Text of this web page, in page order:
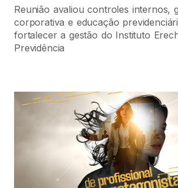
Reunião avaliou controles internos,
corporativa e educação
fortalecer a gestão do Instituto
Previdência